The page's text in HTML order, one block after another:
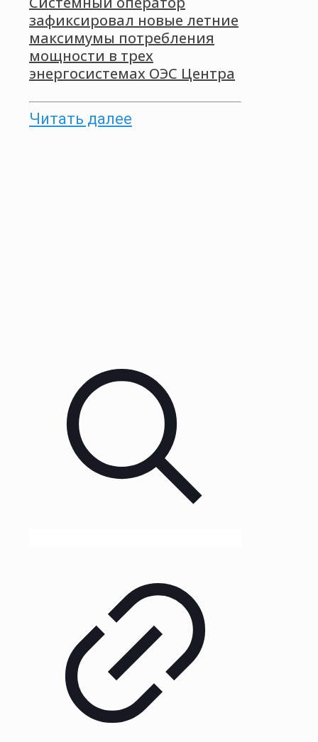
зафиксировал новые летние
максимумы потребления
мощности в трех
энергосистемах ОЭС Центра
Читать далее